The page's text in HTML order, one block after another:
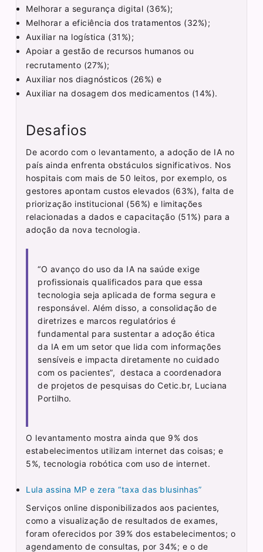
Melhorar a segurança digital (36%);
Melhorar a eficiência dos tratamentos (32%);
Auxiliar na logística (31%);
Apoiar a gestão de recursos humanos ou
recrutamento (27%);
Auxiliar nos diagnósticos (26%) e
Auxiliar na dosagem dos medicamentos (14%).
Desafios
De acordo com o levantamento, a adoção de IA no
país ainda enfrenta obstáculos significativos. Nos
hospitais com mais de 50 leitos, por exemplo, os
gestores apontam custos elevados (63%), falta de
priorização institucional (56%) e limitações
relacionadas a dados e capacitação (51%) para a
adoção da nova tecnologia.
“O avanço do uso da IA na saúde exige
profissionais qualificados para que essa
tecnologia seja aplicada de forma segura e
responsável. Além disso, a consolidação de
diretrizes e marcos regulatórios é
fundamental para sustentar a adoção ética
da IA em um setor que lida com informações
sensíveis e impacta diretamente no cuidado
com os pacientes”, destaca a coordenadora
de projetos de pesquisas do Cetic.br, Luciana
Portilho.
O levantamento mostra ainda que 9% dos
estabelecimentos utilizam internet das coisas; e
5%, tecnologia robótica com uso de internet.
Lula assina MP e zera “taxa das blusinhas”
Serviços online disponibilizados aos pacientes,
como a visualização de resultados de exames,
foram oferecidos por 39% dos estabelecimentos; o
agendamento de consultas, por 34%; e o de